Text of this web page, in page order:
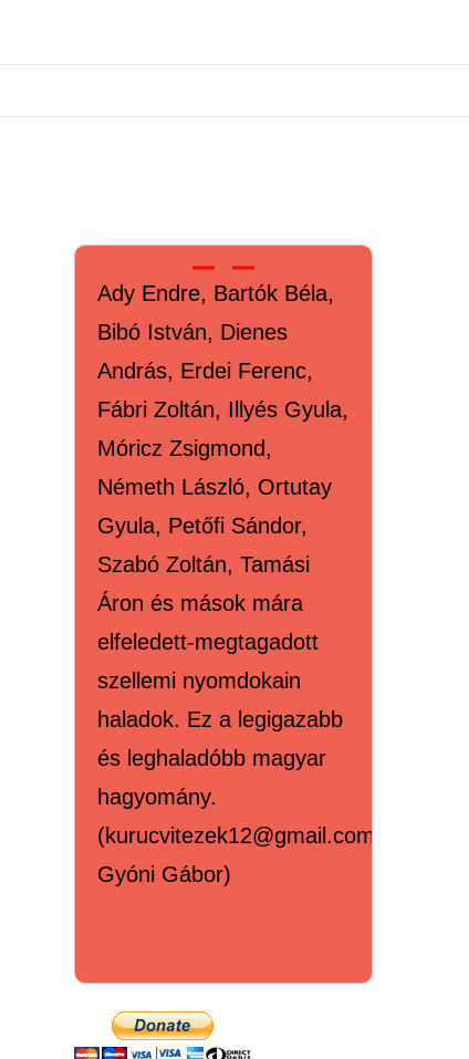
Ady Endre, Bartók Béla,
Bibó István, Dienes
András, Erdei Ferenc,
Fábri Zoltán, Illyés Gyula,
Móricz Zsigmond,
Németh László, Ortutay
Gyula, Petőfi Sándor,
Szabó Zoltán, Tamási
Áron és mások mára
elfeledett-megtagadott
szellemi nyomdokain
haladok. Ez a legigazabb
és leghaladóbb magyar
hagyomány.
(kurucvitezek12@gmail.com,
Gyóni Gábor)